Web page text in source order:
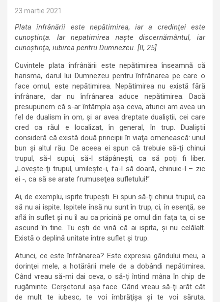
23 martie 2021
Plata înfrânării este nepătimirea, iar a credinţei este
cunoştinţa. Iar nepatimirea naşte discernământul, iar
cunoştinţa, iubirea pentru Dumnezeu. [II, 25]
Cuvintele plata înfrânării este nepătimirea înseamnă că
harisma, darul lui Dumnezeu pentru înfrânarea pe care o
face omul, este nepătimirea. Nepătimirea nu există fără
înfrânare, dar nu înfrânarea aduce nepătimirea. Dacă
presupunem că s-ar întâmpla aşa ceva, atunci am avea un
fel de dualism în om, şi ar avea dreptate dualiştii, cei care
cred ca răul e localizat, în general, în trup. Dualiştii
consideră că există două principii în viaţa omenească: unul
bun şi altul rău. De aceea ei spun că trebuie să-ţi chinui
trupul, să-l supui, să-l stăpâneşti, ca să poţi fi liber.
„Loveşte-ţi trupul, umileşte-i, fa-l să doară, chinuie-l – zic
ei -, ca să se arate frumuseţea sufletului!”
Ai, de exemplu, ispite trupeşti. Ei spun să-ţi chinui trupul, ca
să nu ai ispite. Ispitele însă nu sunt în trup, ci, în esenţă, se
află în suflet şi nu îl au ca pricină pe omul din faţa ta, ci se
ascund în tine. Tu eşti de vină că ai ispita, şi nu celălalt.
Există o deplină unitate între suflet şi trup.
Atunci, ce este înfrânarea? Este expresia gândului meu, a
dorinţei mele, a hotărârii mele de a dobândi nepătimirea.
Când vreau să-mi dai ceva, o să-ţi întind mâna în chip de
rugăminte. Cerşetorul aşa face. Când vreau să-ţi arăt cât
de mult te iubesc, te voi îmbrăţişa şi te voi săruta.